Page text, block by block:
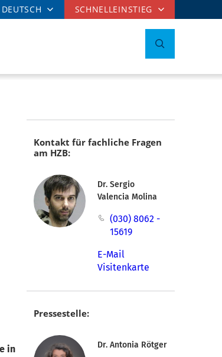
DEUTSCH SCHNELLEINSTIEG
in
Kontakt für fachliche Fragen
am HZB:
Dr. Sergio
Valencia Molina
(030) 8062 -
15619
E-Mail
Visitenkarte
Pressestelle:
Dr. Antonia Rötger